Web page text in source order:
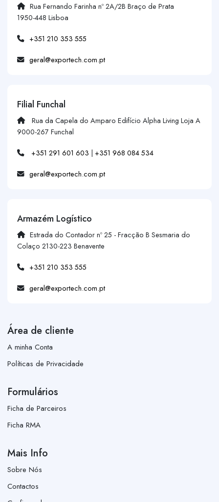
Rua Fernando Farinha nº 2A/2B Braço de Prata
1950-448 Lisboa
+351 210 353 555
geral@exportech.com.pt
Filial Funchal
Rua da Capela do Amparo Edifício Alpha Living Loja A
9000-267 Funchal
+351 291 601 603 | +351 968 084 534
geral@exportech.com.pt
Armazém Logístico
Estrada do Contador nº 25 - Fracção B Sesmaria do
Colaço 2130-223 Benavente
+351 210 353 555
geral@exportech.com.pt
Área de cliente
A minha Conta
Políticas de Privacidade
Formulários
Ficha de Parceiros
Ficha RMA
Mais Info
Sobre Nós
Contactos